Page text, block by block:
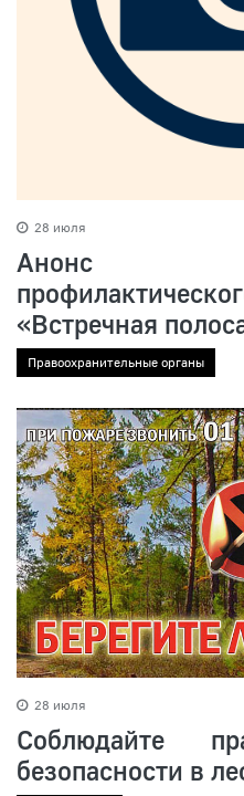
28 июля
Анонс
«Встречная
Правоохранительные органы
28 июля
Соблюдайте
безопасности в